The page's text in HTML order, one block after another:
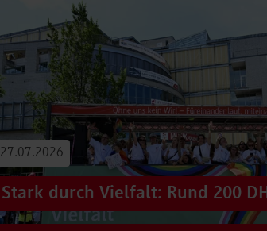
27.07.2026
Stark durch Vielfalt: Rund 200